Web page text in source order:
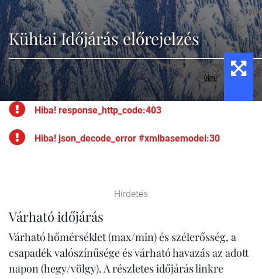
Kühtai Időjárás előrejelzés
Hiba! response_http_code:403
Hiba! json_decode_error #xmlbasemodel:30
Hirdetés
Várható időjárás
Várható hőmérséklet (max/min) és szélerősség, a
csapadék valószínűsége és várható havazás az adott
napon (hegy/völgy). A részletes időjárás linkre